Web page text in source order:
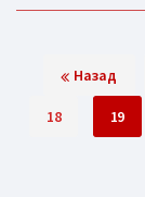
Назад
18 19